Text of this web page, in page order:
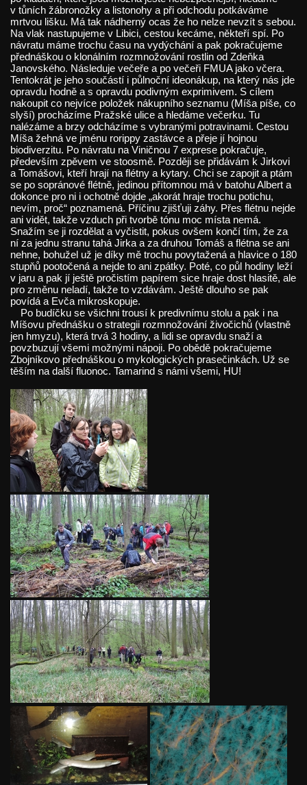
v tůních žábronožky a listonohy a při odchodu potkáváme
mrtvou lišku. Má tak nádherný ocas že ho nelze nevzít s sebou.
Na vlak nastupujeme v Libici, cestou kecáme, někteří spí. Po
návratu máme trochu času na vydýchání a pak pokračujeme
přednáškou o klonálním rozmnožování rostlin od Zdeňka
Janovského. Následuje večeře a po večeři FMUA jako včera.
Tentokrát je jeho součástí i půlnoční ideonákup, na který nás jde
opravdu hodně a s opravdu podivným exprimivem. S cílem
nakoupit co nejvíce položek nákupního seznamu (Míša píše, co
slyší) procházíme Pražské ulice a hledáme večerku. Tu
nalézáme a brzy odcházíme s vybranými potravinami. Cestou
Míša žehná ve jménu rorippy zastávce a přeje jí hojnou
biodiverzitu. Po návratu na Viničnou 7 exprese pokračuje,
především zpěvem ve stoosmě. Později se přidávám k Jirkovi
a Tomášovi, kteří hrají na flétny a kytary. Chci se zapojit a ptám
se po sopránové flétně, jedinou přítomnou má v batohu Albert a
dokonce pro ni i ochotně dojde „akorát hraje trochu potichu,
nevím, proč“ poznamená. Příčinu zjišťuji záhy. Přes flétnu nejde
ani vidět, takže vzduch při tvorbě tónu moc místa nemá.
Snažím se ji rozdělat a vyčistit, pokus ovšem končí tím, že za
ní za jednu stranu tahá Jirka a za druhou Tomáš a flétna se ani
nehne, bohužel už je díky mě trochu povytažená a hlavice o 180
stupňů pootočená a nejde to ani zpátky. Poté, co půl hodiny leží
v jaru a pak jí ještě pročistím papírem sice hraje dost hlasitě, ale
pro změnu neladí, takže to vzdávám. Ještě dlouho se pak
povídá a Evča mikroskopuje.
Po budíčku se všichni trousí k predivnímu stolu a pak i na
Míšovu přednášku o strategii rozmnožování živočichů (vlastně
jen hmyzu), která trvá 3 hodiny, a lidi se opravdu snaží a
povzbuzují všemi možnými nápoji. Po obědě pokračujeme
Zbojníkovo přednáškou o mykologických prasečinkách. Už se
těším na další fluonoc. Tamarind s námi všemi, HU!